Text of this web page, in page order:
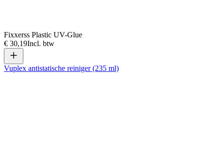
Fixxerss Plastic UV-Glue
€ 30,19Incl. btw
Vuplex antistatische reiniger (235 ml)